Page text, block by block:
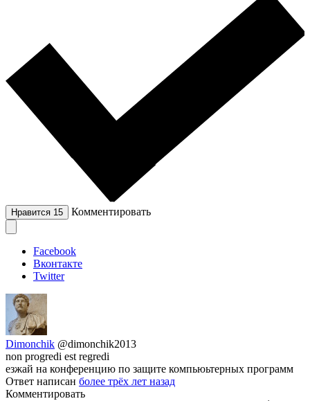
Нравится 15 Комментировать
Facebook
Вконтакте
Twitter
Dimonchik @dimonchik2013
non progredi est regredi
езжай на конференцию по защите компьюьтерных программ
Ответ написан более трёх лет назад
Комментировать